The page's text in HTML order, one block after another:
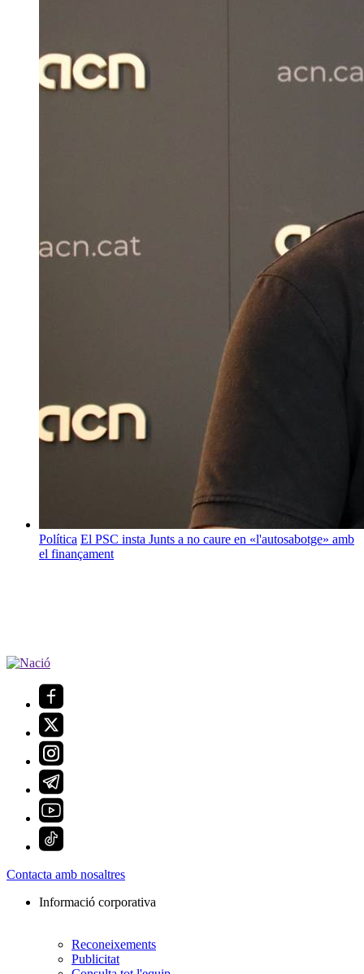
Política El PSC insta Junts a no caure en «l'autosabotge» amb
el finançament
Contacta amb nosaltres
Informació corporativa
Reconeixements
Publicitat